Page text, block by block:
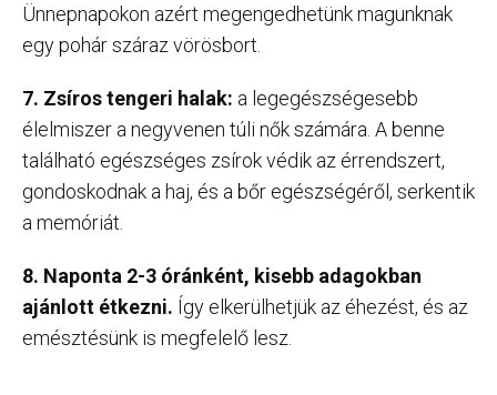
Ünnepnapokon azért megengedhetünk magunknak
egy pohár száraz vörösbort.
7. Zsíros tengeri halak: a legegészségesebb
élelmiszer a negyvenen túli nők számára. A benne
található egészséges zsírok védik az érrendszert,
gondoskodnak a haj, és a bőr egészségéről, serkentik
a memóriát.
8. Naponta 2-3 óránként, kisebb adagokban
ajánlott étkezni. Így elkerülhetjük az éhezést, és az
emésztésünk is megfelelő lesz.